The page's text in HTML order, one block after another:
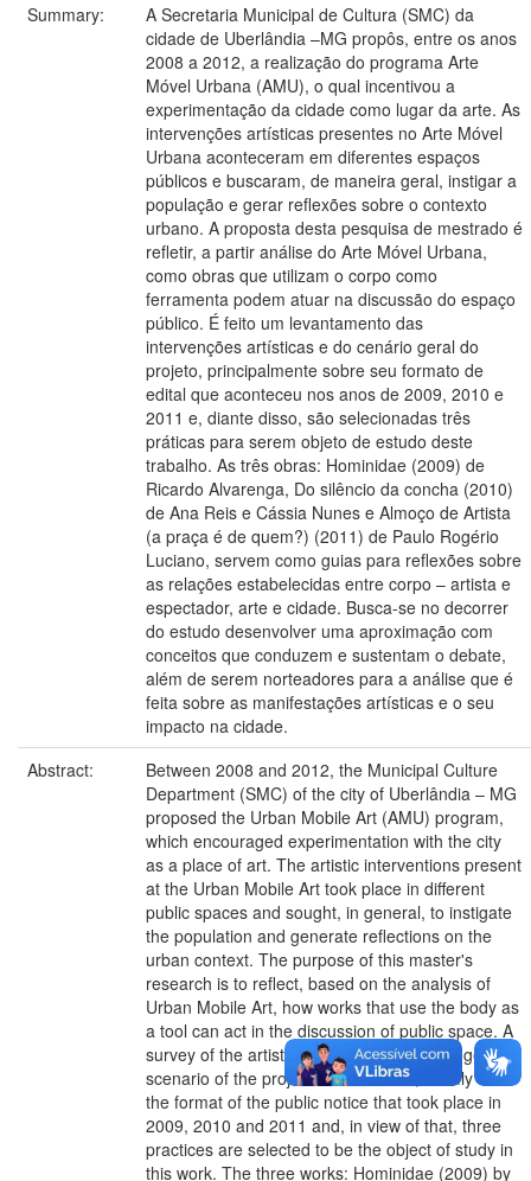
Summary:
A Secretaria Municipal de Cultura (SMC) da
cidade de Uberlândia –MG propôs, entre os anos
2008 a 2012, a realização do programa Arte
Móvel Urbana (AMU), o qual incentivou a
experimentação da cidade como lugar da arte. As
intervenções artísticas presentes no Arte Móvel
Urbana aconteceram em diferentes espaços
públicos e buscaram, de maneira geral, instigar a
população e gerar reflexões sobre o contexto
urbano. A proposta desta pesquisa de mestrado é
refletir, a partir análise do Arte Móvel Urbana,
como obras que utilizam o corpo como
ferramenta podem atuar na discussão do espaço
público. É feito um levantamento das
intervenções artísticas e do cenário geral do
projeto, principalmente sobre seu formato de
edital que aconteceu nos anos de 2009, 2010 e
2011 e, diante disso, são selecionadas três
práticas para serem objeto de estudo deste
trabalho. As três obras: Hominidae (2009) de
Ricardo Alvarenga, Do silêncio da concha (2010)
de Ana Reis e Cássia Nunes e Almoço de Artista
(a praça é de quem?) (2011) de Paulo Rogério
Luciano, servem como guias para reflexões sobre
as relações estabelecidas entre corpo – artista e
espectador, arte e cidade. Busca-se no decorrer
do estudo desenvolver uma aproximação com
conceitos que conduzem e sustentam o debate,
além de serem norteadores para a análise que é
feita sobre as manifestações artísticas e o seu
impacto na cidade.
Abstract:
Between 2008 and 2012, the Municipal Culture
Department (SMC) of the city of Uberlândia – MG
proposed the Urban Mobile Art (AMU) program,
which encouraged experimentation with the city
as a place of art. The artistic interventions present
at the Urban Mobile Art took place in different
public spaces and sought, in general, to instigate
the population and generate reflections on the
urban context. The purpose of this master's
research is to reflect, based on the analysis of
Urban Mobile Art, how works that use the body as
a tool can act in the discussion of public space. A
survey of the artistic interventions and the general
scenario of the project is carried out, mainly on
the format of the public notice that took place in
2009, 2010 and 2011 and, in view of that, three
practices are selected to be the object of study in
this work. The three works: Hominidae (2009) by